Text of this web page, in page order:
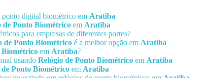
ponto digital biométrico em Aratiba
de Ponto Biométrico em Aratiba
para empresas de diferentes portes?
de Ponto Biométrico é a melhor opção em Aratiba
Biométrico em Aratiba?
usando Relógio de Ponto Biométrico em Aratiba
de Ponto Biométrico em Aratiba